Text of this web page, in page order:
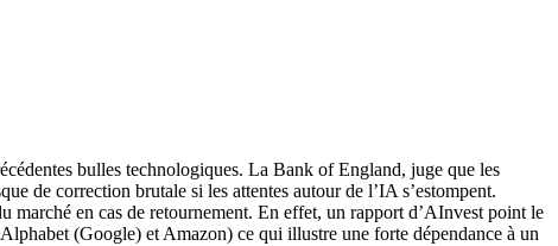
bulles technologiques. La Bank of England, juge que les
de correction brutale si les attentes autour de l’IA s’estompent.
marché en cas de retournement. En effet, un rapport d’AInvest point le
(Google) et Amazon) ce qui illustre une forte dépendance à un